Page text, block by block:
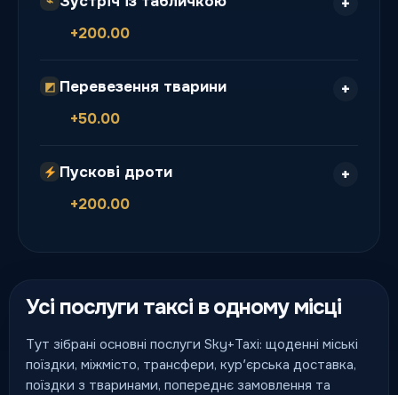
+200.00
◩ Перевезення тварини
+50.00
Пускові дроти
+200.00
Усі послуги таксі в одному місці
Тут зібрані основні послуги Sky+Taxi: щоденні міські
поїздки, міжмісто, трансфери, курʼєрська доставка,
поїздки з тваринами, попереднє замовлення та